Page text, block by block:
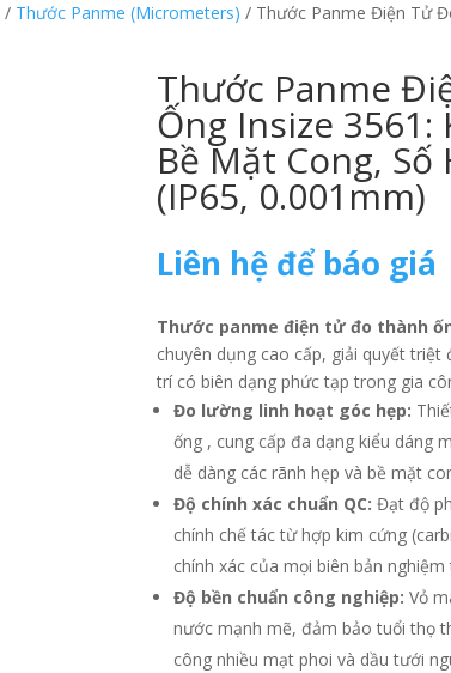
/ Thước Panme (Micrometers) / Thước Panme Điện Tử
Thước Panme
Ống Insize 3561:
Bề Mặt Cong,
(IP65, 0.001mm)
Liên hệ để báo giá
Thước panme điện tử đo thành
chuyên dụng cao cấp, giải quyết
trí có biên dạng phức tạp trong gia
Đo lường linh hoạt góc hẹp:
ống , cung cấp đa dạng kiểu dáng
dễ dàng các rãnh hẹp và bề mặt
Độ chính xác chuẩn QC: Đạt độ
chính chế tác từ hợp kim cứng
chính xác của mọi biên bản nghiệm
Độ bền chuẩn công nghiệp: Vỏ
nước mạnh mẽ, đảm bảo tuổi thọ
công nhiều mạt phoi và dầu tưới